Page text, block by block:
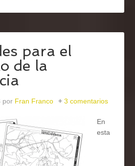
para el
de la
por Fran Franco 3 comentarios
En
esta